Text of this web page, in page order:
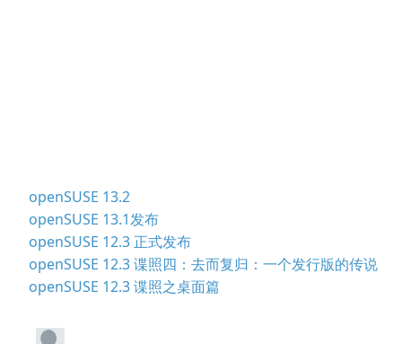
openSUSE 13.2
openSUSE 13.1发布
openSUSE 12.3 正式发布
openSUSE 12.3 谍照四：去而复归：一个发行版的传说
openSUSE 12.3 谍照之桌面篇